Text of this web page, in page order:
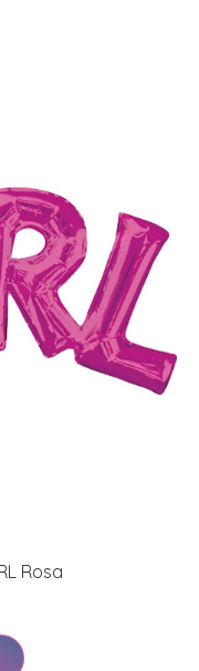
Rosa